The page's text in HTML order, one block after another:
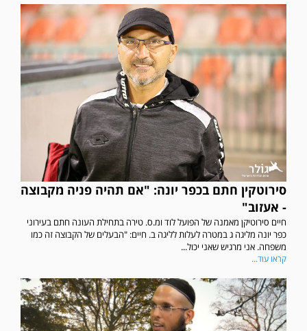
סירוטקין חתם בכפר יונה: "אם תהיה פניה מקבוצה
- אעזוב"
חיים סירוטיקן מאמנה של הפועל לוד ומ.ס. טירה בתחילת העונה חתם בעירוני
כפר יונה מליגה ג במטרה לעלות לליגה ב. חיים: "הבעלים של הקבוצה זה כמו
משפחה. אני מרגיש שאני יכול...
קראו עוד...